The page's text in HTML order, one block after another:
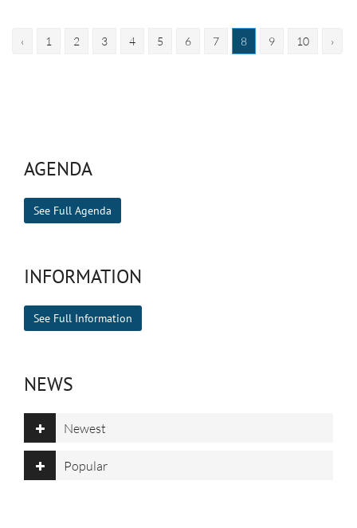
‹ 1 2 3 4 5 6 7 8 9 10 ›
AGENDA
See Full Agenda
INFORMATION
See Full Information
NEWS
Newest
Popular